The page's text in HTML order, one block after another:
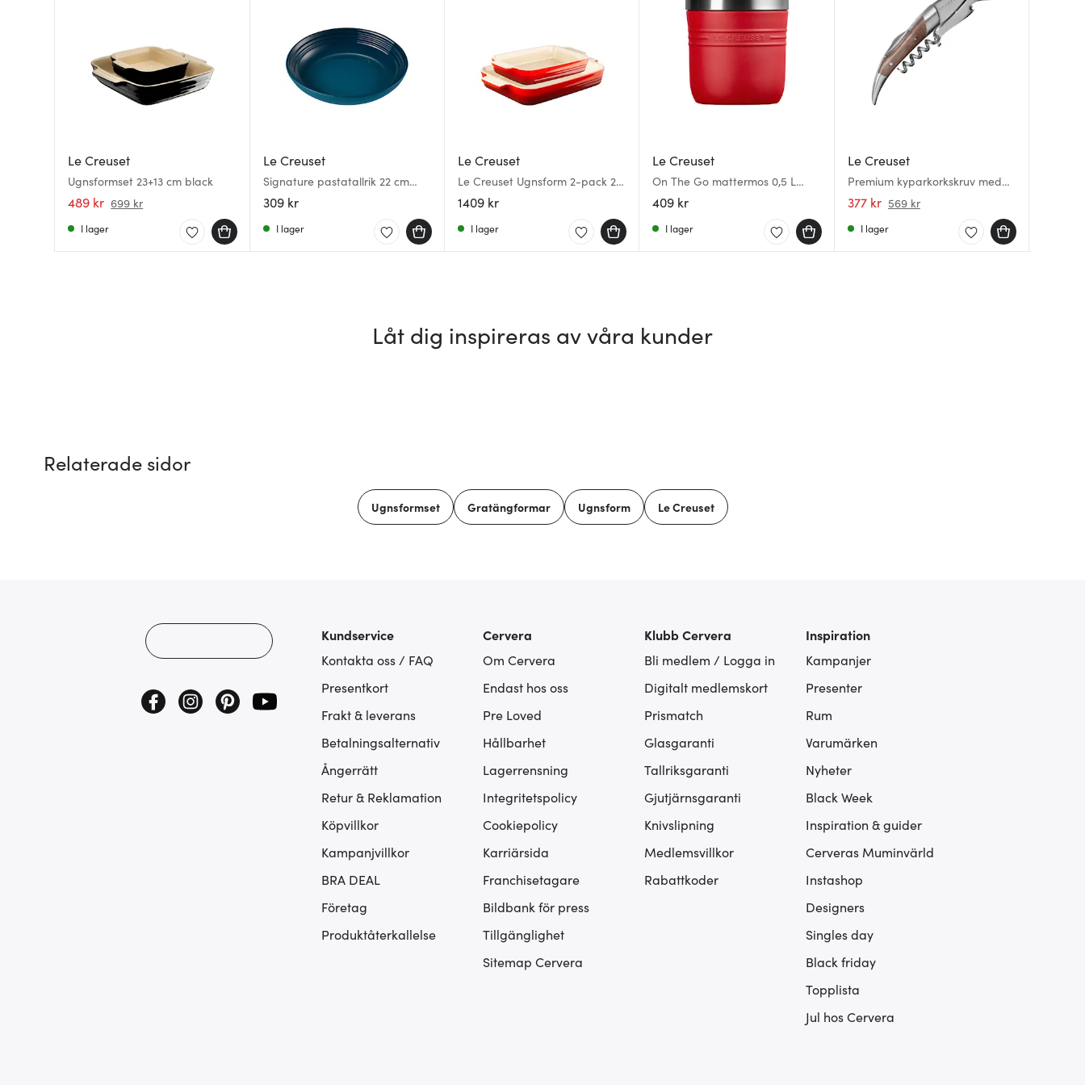
Le Creuset
Ugnsformset 23+13 cm black
489 kr 699 kr
I lager
Le Creuset
Signature pastatallrik 22 cm
deep teal
309 kr
I lager
Le Creuset
Le Creuset Ugnsform 2-pack 25
& 32 cm Cerise
1409 kr
I lager
Le Creuset
On The Go mattermos 0,5 L
cerise
409 kr
I lager
Le Creuset
Premium kyparkorkskruv med
valnöt handtag
377 kr 569 kr
I lager
Låt dig inspireras av våra kunder
Relaterade sidor
Ugnsformset Gratängformar Ugnsform Le Creuset
Kundservice
Kontakta oss / FAQ
Presentkort
Frakt & leverans
Betalningsalternativ
Ångerrätt
Retur & Reklamation
Köpvillkor
Kampanjvillkor
BRA DEAL
Företag
Produktåterkallelse
Cervera
Om Cervera
Endast hos oss
Pre Loved
Hållbarhet
Lagerrensning
Integritetspolicy
Cookiepolicy
Karriärsida
Franchisetagare
Bildbank för press
Tillgänglighet
Sitemap Cervera
Klubb Cervera
Bli medlem / Logga in
Digitalt medlemskort
Prismatch
Glasgaranti
Tallriksgaranti
Gjutjärnsgaranti
Knivslipning
Medlemsvillkor
Rabattkoder
Inspiration
Kampanjer
Presenter
Rum
Varumärken
Nyheter
Black Week
Inspiration & guider
Cerveras Muminvärld
Instashop
Designers
Singles day
Black friday
Topplista
Jul hos Cervera